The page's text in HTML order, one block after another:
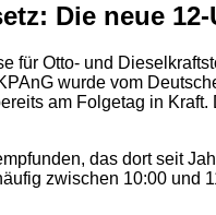
Die neue
für Otto- und
wurde vom
am Folgetag in
das dort seit
zwischen 10:00 und